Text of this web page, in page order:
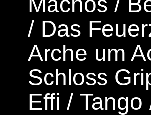
/ Das
Arche um
Schloss
Effi / Tango